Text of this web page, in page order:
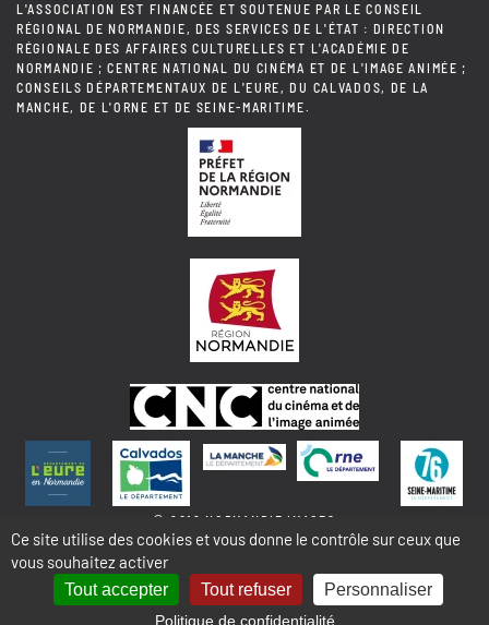
L'ASSOCIATION EST FINANCÉE ET SOUTENUE PAR LE CONSEIL
RÉGIONAL DE NORMANDIE, DES SERVICES DE L'ÉTAT : DIRECTION
RÉGIONALE DES AFFAIRES CULTURELLES ET L'ACADÉMIE DE
NORMANDIE ; CENTRE NATIONAL DU CINÉMA ET DE L'IMAGE ANIMÉE ;
CONSEILS DÉPARTEMENTAUX DE L'EURE, DU CALVADOS, DE LA
MANCHE, DE L'ORNE ET DE SEINE-MARITIME.
© 2018 NORMANDIE IMAGES
MENTIONS LÉGALES - COOKIES & STATISTIQUES PLAN DU SITE
Ce site utilise des cookies et vous donne le contrôle sur ceux que
vous souhaitez activer
Tout accepter Tout refuser Personnaliser
Politique de confidentialité